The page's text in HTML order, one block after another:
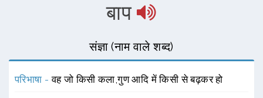
बाप
संज्ञा (नाम वाले शब्द)
परिभाषा -वह जो किसी कला,गुण आदि में किसी से बढ़कर हो